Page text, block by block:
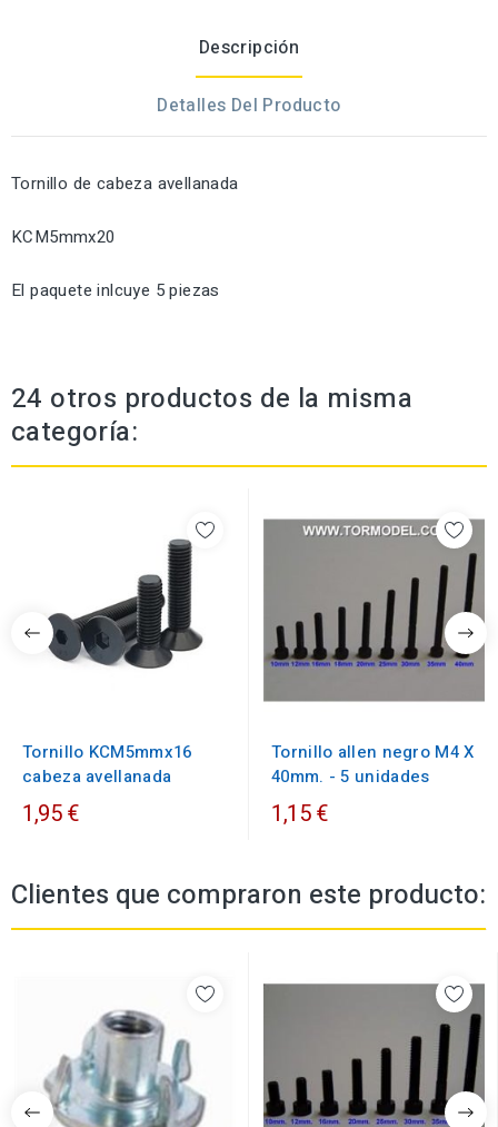
Descripción
Detalles Del Producto
Tornillo de cabeza avellanada
KCM5mmx20
El paquete inlcuye 5 piezas
24 otros productos de la misma
categoría:
Tornillo KCM5mmx16
cabeza avellanada
1,95 €
Tornillo allen negro M4 X
40mm. - 5 unidades
1,15 €
Clientes que compraron este producto: